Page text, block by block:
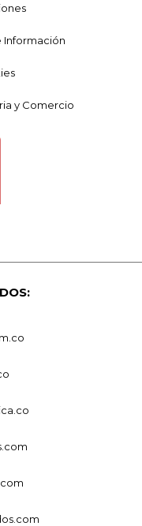
Información
y Comercio